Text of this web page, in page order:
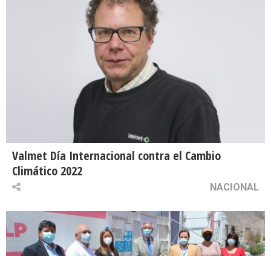
Valmet Día Internacional contra el Cambio
Climático 2022
NACIONAL